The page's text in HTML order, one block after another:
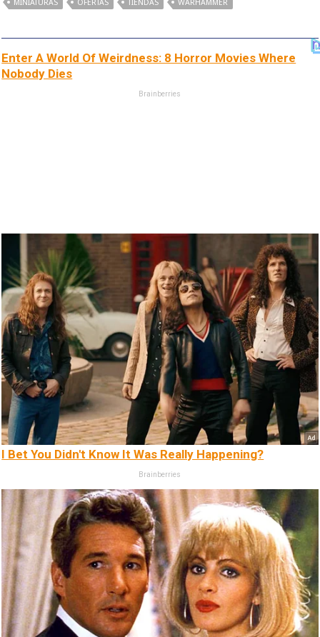
MINIATURAS OFERTAS TIENDAS WARHAMMER
Enter A World Of Weirdness: 8 Horror Movies Where
Nobody Dies
Brainberries
I Bet You Didn't Know It Was Really Happening?
Brainberries